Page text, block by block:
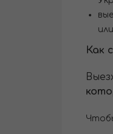
Как